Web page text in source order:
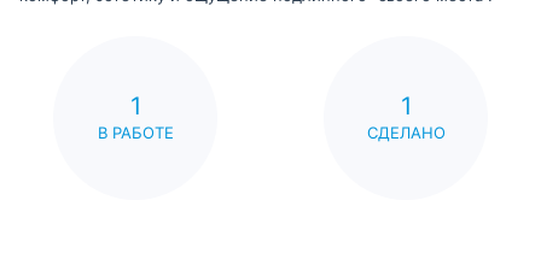
1
В РАБОТЕ
1
СДЕЛАНО